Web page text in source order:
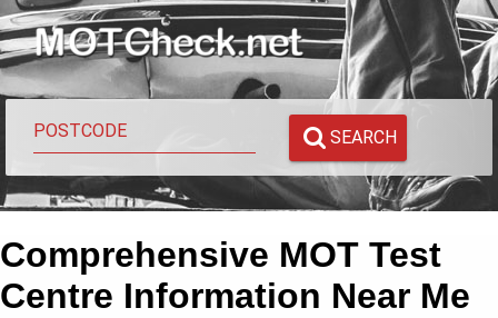
SEARCH
Comprehensive MOT Test
Centre Information Near Me